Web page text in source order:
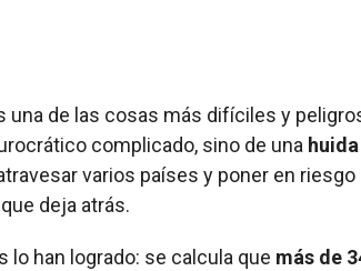
una de las cosas más difíciles y
complicado, sino de una
varios países y poner en riesgo
deja atrás.
lo han logrado: se calcula que más de